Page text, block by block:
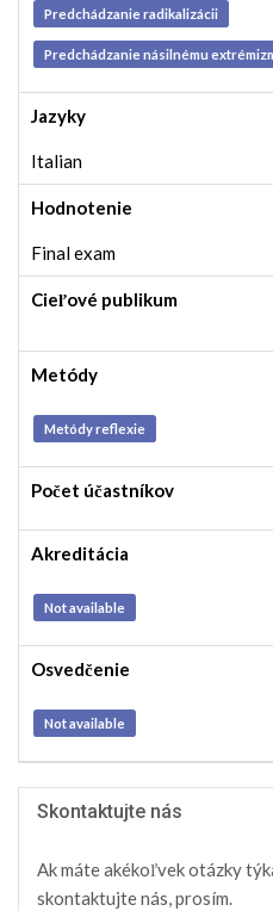
Predchádzanie radikalizácii
Predchádzanie násilnému
Jazyky
Italian
Hodnotenie
Final exam
Cieľové publikum
Metódy
Metódy reflexie
Počet účastníkov
Akreditácia
Not available
Osvedčenie
Not available
Skontaktujte nás
Ak máte akékoľvek otázky
skontaktujte nás, prosím.